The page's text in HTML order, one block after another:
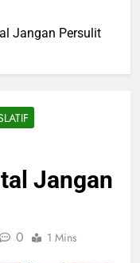
Jangan Persulit
Jangan
0 1 Mins